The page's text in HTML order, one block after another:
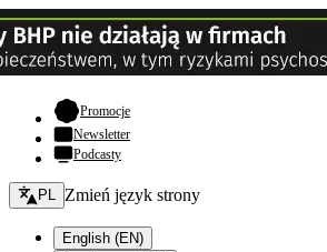
Promocje- otwiera się w nowej karcie
Newsletter
Podcasty
Zmień język - bieżący:
PL Zmień język strony
English (EN)